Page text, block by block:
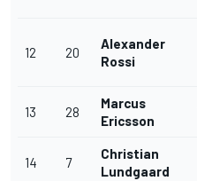
12 20
Alexander
Rossi
13 28
Marcus
Ericsson
14 7
Christian
Lundgaard